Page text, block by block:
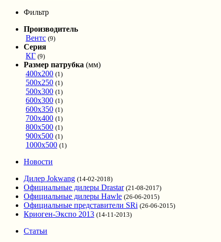
Фильтр
Производитель
Вентс (9)
Серия
КГ (9)
Размер патрубка (мм)
400x200 (1)
500x250 (1)
500x300 (1)
600x300 (1)
600x350 (1)
700x400 (1)
800x500 (1)
900x500 (1)
1000x500 (1)
Новости
Дилер Jokwang (14-02-2018)
Официальные дилеры Drastar (21-08-2017)
Официальные дилеры Hawle (26-06-2015)
Официальные представители SRi (26-06-2015)
Криоген-Экспо 2013 (14-11-2013)
Статьи